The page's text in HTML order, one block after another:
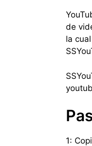
de
la
1: